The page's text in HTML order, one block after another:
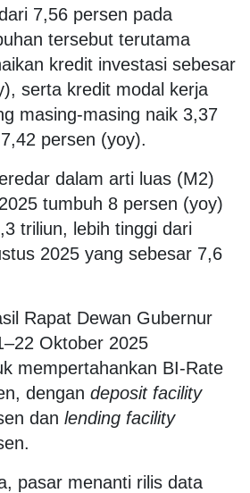
7,56 persen pada
tersebut terutama
kredit investasi sebesar
serta kredit modal kerja
masing-masing naik 3,37
persen (yoy).
dalam arti luas (M2)
tumbuh 8 persen (yoy)
triliun, lebih tinggi dari
2025 yang sebesar 7,6
Rapat Dewan Gubernur
Oktober 2025
mempertahankan BI-Rate
dengan deposit facility
dan lending facility
pasar menanti rilis data